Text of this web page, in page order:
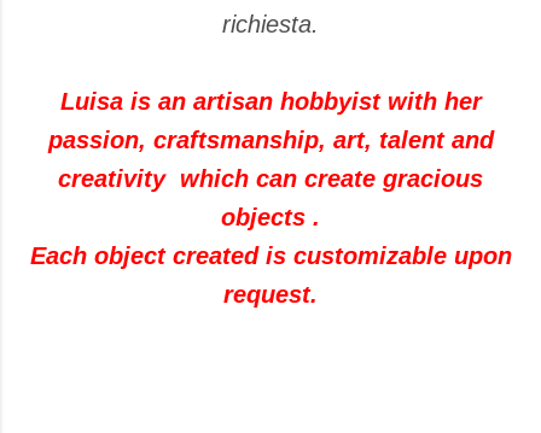
richiesta.
Luisa is an artisan hobbyist with her
passion, craftsmanship, art, talent and
creativity which can create gracious
objects .
Each object created is customizable upon
request.